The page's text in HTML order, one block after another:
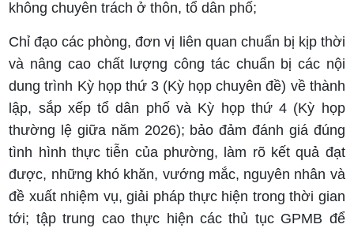
không chuyên trách ở thôn, tổ dân phố;
Chỉ đạo các phòng, đơn vị liên quan chuẩn bị kịp thời
và nâng cao chất lượng công tác chuẩn bị các nội
dung trình Kỳ họp thứ 3 (Kỳ họp chuyên đề) về thành
lập, sắp xếp tổ dân phố và Kỳ họp thứ 4 (Kỳ họp
thường lệ giữa năm 2026); bảo đảm đánh giá đúng
tình hình thực tiễn của phường, làm rõ kết quả đạt
được, những khó khăn, vướng mắc, nguyên nhân và
đề xuất nhiệm vụ, giải pháp thực hiện trong thời gian
tới; tập trung cao thực hiện các thủ tục GPMB để